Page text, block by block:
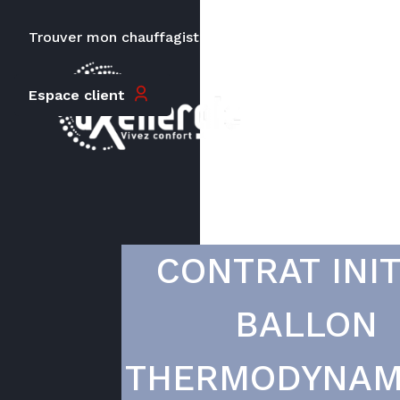
Trouver mon chauffagiste
Espace client
CONTRAT
BALLON